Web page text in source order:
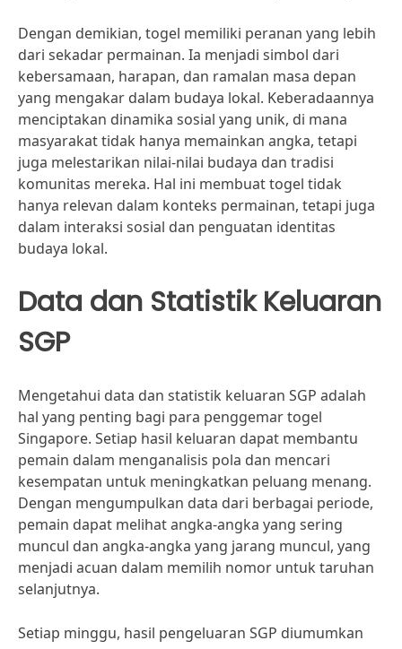
Dengan demikian, togel memiliki peranan yang lebih
dari sekadar permainan. Ia menjadi simbol dari
kebersamaan, harapan, dan ramalan masa depan
yang mengakar dalam budaya lokal. Keberadaannya
menciptakan dinamika sosial yang unik, di mana
masyarakat tidak hanya memainkan angka, tetapi
juga melestarikan nilai-nilai budaya dan tradisi
komunitas mereka. Hal ini membuat togel tidak
hanya relevan dalam konteks permainan, tetapi juga
dalam interaksi sosial dan penguatan identitas
budaya lokal.
Data dan Statistik Keluaran
SGP
Mengetahui data dan statistik keluaran SGP adalah
hal yang penting bagi para penggemar togel
Singapore. Setiap hasil keluaran dapat membantu
pemain dalam menganalisis pola dan mencari
kesempatan untuk meningkatkan peluang menang.
Dengan mengumpulkan data dari berbagai periode,
pemain dapat melihat angka-angka yang sering
muncul dan angka-angka yang jarang muncul, yang
menjadi acuan dalam memilih nomor untuk taruhan
selanjutnya.
Setiap minggu, hasil pengeluaran SGP diumumkan